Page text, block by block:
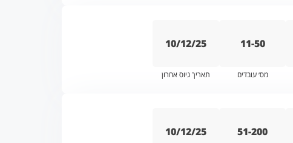
11-50
מס׳ עובדים
10/12/25
תאריך גיוס אחרון
51-200
10/12/25